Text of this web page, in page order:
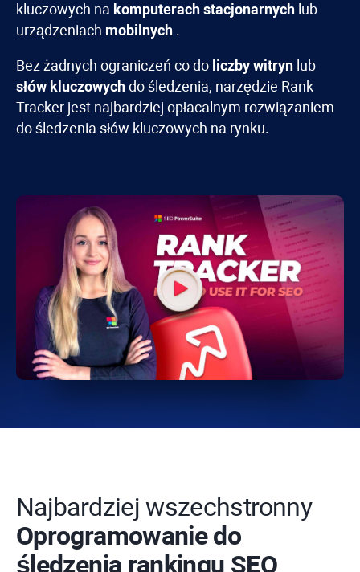
kluczowych na komputerach stacjonarnych lub
urządzeniach mobilnych .
Bez żadnych ograniczeń co do liczby witryn lub
słów kluczowychdo śledzenia, narzędzie Rank
Tracker jest najbardziej opłacalnym rozwiązaniem
do śledzenia słów kluczowych na rynku.
Najbardziej wszechstronny
Oprogramowanie do
śledzenia rankingu SEO